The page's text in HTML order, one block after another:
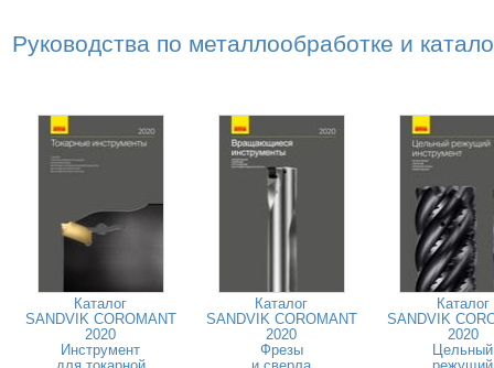
Руководства по металлообработке и
Каталог
SANDVIK COROMANT
2020
Инструмент
Каталог
SANDVIK COROMANT
2020
Фрезы
Каталог
SANDVIK
2020
Цельный